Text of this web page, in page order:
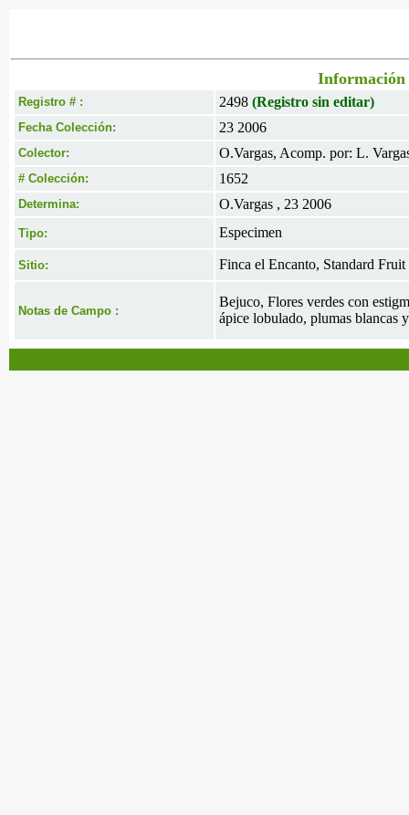
Información
Registro # : 2498 (Registro sin editar)
Fecha Colección: 23 2006
Colector: O.Vargas, Acomp. por: L.
# Colección: 1652
Determina: O.Vargas , 23 2006
Tipo: Especimen
Sitio: Finca el Encanto, Standard
Notas de Campo :
Bejuco, Flores verdes con
ápice lobulado, plumas blancas